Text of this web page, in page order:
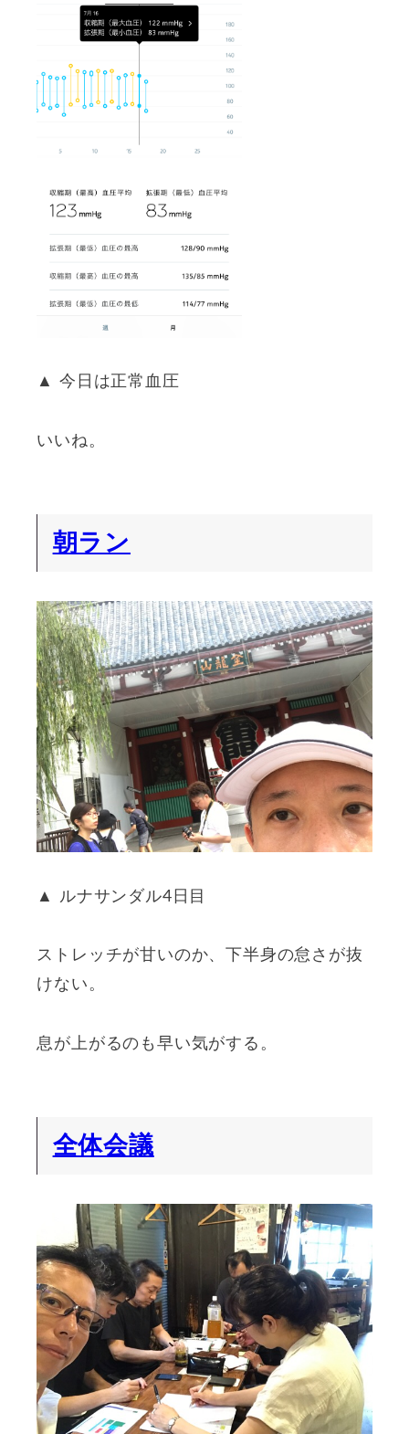
▲ 今日は正常血圧
いいね。
朝ラン
▲ ルナサンダル4日目
ストレッチが甘いのか、下半身の怠さが抜
けない。
息が上がるのも早い気がする。
全体会議